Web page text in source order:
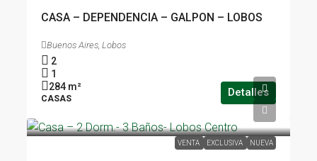
CASA – DEPENDENCIA – GALPON – LOBOS
Buenos Aires, Lobos
2
1
284 m²
CASAS Detalles
VENTA EXCLUSIVA NUEVA